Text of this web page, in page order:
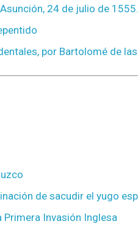
24 de julio de 1555.
por Bartolomé de
de sacudir el yugo
Primera Invasión Inglesa